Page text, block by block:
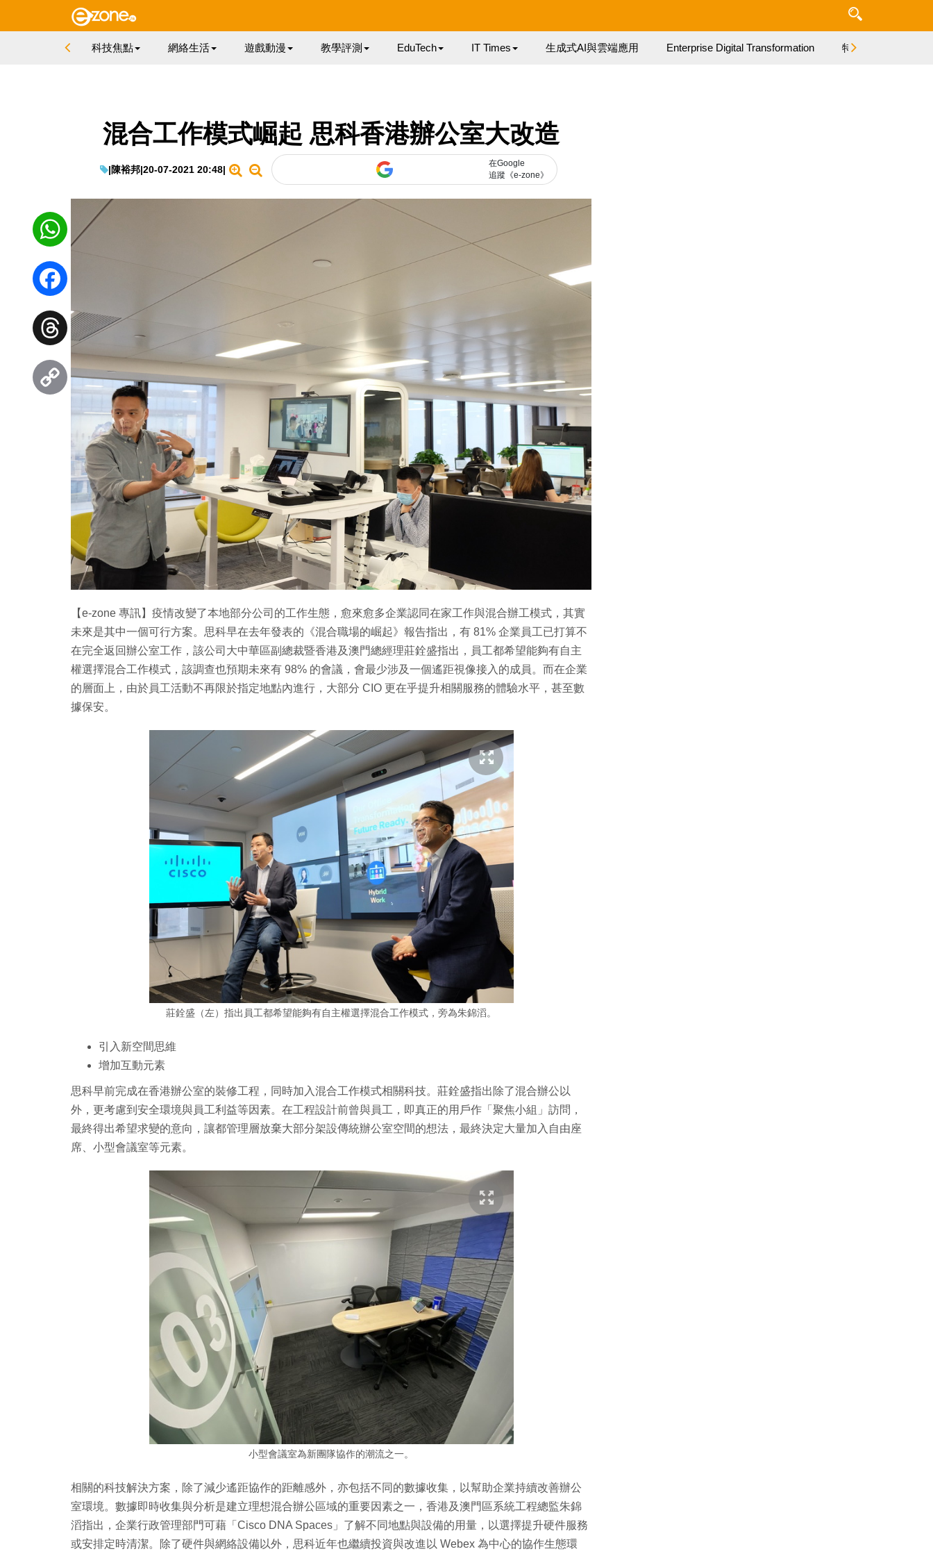
科技焦點 網絡生活 遊戲動漫 教學評測 EduTech IT Times 生成式AI與雲端應用 Enterprise Digital Transformation 特集
混合工作模式崛起 思科香港辦公室大改造
|陳裕邦|20-07-2021 20:48|
在Google
追蹤《e-zone》
【e-zone 專訊】疫情改變了本地部分公司的工作生態，愈來愈多企業認同在家工作與混合辦工模式，其實
未來是其中一個可行方案。思科早在去年發表的《混合職場的崛起》報告指出，有 81% 企業員工已打算不
在完全返回辦公室工作，該公司大中華區副總裁暨香港及澳門總經理莊銓盛指出，員工都希望能夠有自主
權選擇混合工作模式，該調查也預期未來有 98% 的會議，會最少涉及一個遙距視像接入的成員。而在企業
的層面上，由於員工活動不再限於指定地點內進行，大部分 CIO 更在乎提升相關服務的體驗水平，甚至數
據保安。
莊銓盛（左）指出員工都希望能夠有自主權選擇混合工作模式，旁為朱錦滔。
引入新空間思維
增加互動元素
思科早前完成在香港辦公室的裝修工程，同時加入混合工作模式相關科技。莊銓盛指出除了混合辦公以
外，更考慮到安全環境與員工利益等因素。在工程設計前曾與員工，即真正的用戶作「聚焦小組」訪問，
最終得出希望求變的意向，讓都管理層放棄大部分架設傳統辦公室空間的想法，最終決定大量加入自由座
席、小型會議室等元素。
小型會議室為新團隊協作的潮流之一。
相關的科技解決方案，除了減少遙距協作的距離感外，亦包括不同的數據收集，以幫助企業持續改善辦公
室環境。數據即時收集與分析是建立理想混合辦公區域的重要因素之一，香港及澳門區系統工程總監朱錦
滔指出，企業行政管理部門可藉「Cisco DNA Spaces」了解不同地點與設備的用量，以選擇提升硬件服務
或安排定時清潔。除了硬件與網絡設備以外，思科近年也繼續投資與改進以 Webex 為中心的協作生態環
WhatsApp
Facebook
Threads
Copy